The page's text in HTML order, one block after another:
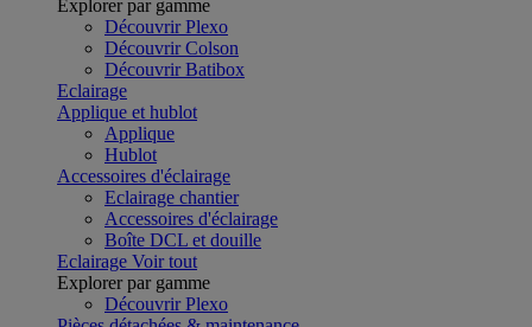
Explorer par gamme
Découvrir Plexo
Découvrir Colson
Découvrir Batibox
Eclairage
Applique et hublot
Applique
Hublot
Accessoires d'éclairage
Eclairage chantier
Accessoires d'éclairage
Boîte DCL et douille
Eclairage Voir tout
Explorer par gamme
Découvrir Plexo